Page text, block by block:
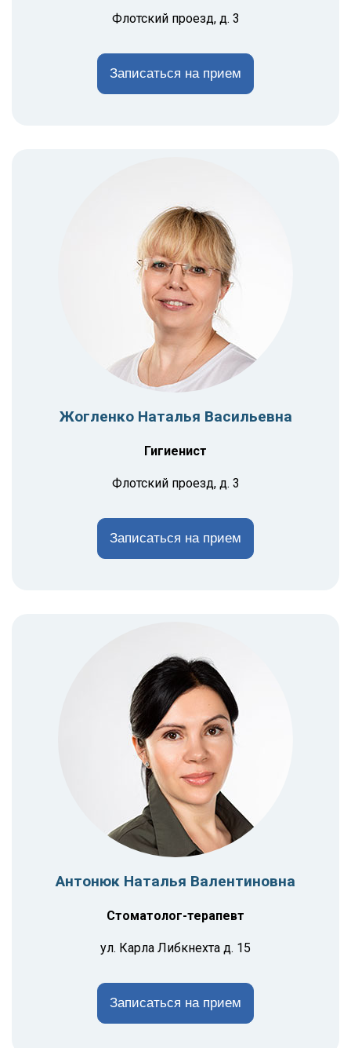
Флотский проезд, д. 3
Записаться на прием
Жогленко Наталья Васильевна
Гигиенист
Флотский проезд, д. 3
Записаться на прием
Антонюк Наталья Валентиновна
Стоматолог-терапевт
ул. Карла Либкнехта д. 15
Записаться на прием